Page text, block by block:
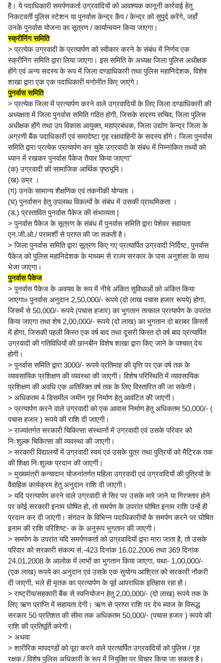
है। ये पदाधिकारी समर्पणकर्ता उग्रवादियों को आवश्यक कानूनी कार्रवाई हेतु
निकटवर्ती पुलिस स्टेशन या पुनर्वास केन्द्र कैंप / केन्द्र को सुपुर्द करेंगे, जहाँ
उनके पुनर्वास योजना का सूत्रण / कार्यान्वयन किया जाएगा।
स्क्रीनिंग समिति
> प्रत्येक उग्रवादी के प्रत्यार्पण को स्वीकार करने के संबंध में निर्णय एक
स्क्रीनिंग समिति द्वारा लिया जाएगा। इस समिति के अध्यक्ष जिला पुलिस अधीक्षक
होंगे एवं अन्य सदस्य के रूप में जिला दण्डाधिकारी तथा पुलिस महानिदेशक, विशेष
शाखा द्वारा एक एक पदाधिकारी मनोनीत किए जाएंगे।
पुनर्वास समिति
> प्रत्येक जिला में प्रत्यार्पण करने वाले उग्रवादियों के लिए जिला दण्डाधिकारी की
अध्यक्षता में जिला पुनर्वास समिति गठित होगी, जिसके सदस्य सचिव, जिला पुलिस
अधीक्षक होंगे तथा उप विकास आयुक्त, महाप्रबंधक, जिला उद्योग केन्द्र जिला के
अग्रणी बैंक पदाधिकारी एवं समादेष्टा गृह रक्षावाहिनी के सदस्य होंगे। जिला पुनर्वास
समिति द्वारा प्रत्येक प्रत्यार्पण कर चुके उग्रवादी के संबंध में निम्नांकित तथ्यों को
ध्यान में रखकर पुनर्वास पैकेज तैयार किया जाएगा"
(क) उग्रवादी की सामाजिक आर्थिक पृष्ठभूमि।
(ख) उम्र ।
(ग) उनके सामान्य शैक्षणिक एवं तकनीकी योग्यता ।
(घ) पुनर्वासन हेतु उपलब्ध विकल्पों के संबंध में उसकी प्राथमिकता ।
(ड.) प्रस्तावित पुनर्वास पैकेज की संभाव्यता |
> पुनर्वास पैकेज के सूत्रण के संबंध में पुनर्वास समिति द्वारा पेशेवर सहायता
एन.जी.ओ./ परामर्शी से प्राप्त की जा सकती है।
> जिला पुनर्वास समिति द्वारा सूत्रण किए गए प्रत्यार्पित उग्रवादी निर्दिष्ट, पुनर्वास
पैकेज को पुलिस महानिदेशक के माध्यम से राज्य सरकार के पास अनुशंसा के साथ
भेजा जाएगा।
पुनर्वास पैकेज
> पुनर्वास पैकेज के अवयव के रूप में नीचे अंकित सुविधाओं को अंकित किया
जाएगा» पुनर्वास अनुदान 2,50,000/- रूपये (दो लाख पचास हजार रूपये) होगा,
जिसमें से 50,000/- रूपये (पचास हजार) का भुगतान तत्काल प्रत्यार्पण के उपरांत
किया जाएगा तथा शेष 2,00,000/- रूपये (दो लाख) का भुगतान दो बराबर किस्तों
में होगा, जिसकी पहली किस्त एक वर्ष बाद तथा दूसरी किस्त दो वर्ष बाद प्रत्यार्पित
उग्रवादी की गतिविधियों की छानबीन विशेष शाखा द्वारा किए जाने के पश्चात् देय
होगी।
> पुनर्वास समिति द्वारा 3000/- रूपये प्रतिमाह की वृत्ति पर एक वर्ष तक के
व्यावसायिक प्रशिक्षण की व्यवस्था की जाएगी। विशेष परिस्थिति में व्यावसायिक
प्रशिक्षण की अवधि एक अतिरिक्त वर्ष तक के लिए विस्तारित की जा सकेगी।
> अधिकतम 4 डिसमील जमीन गृह निर्माण हेतु आवंटित की जाएगी।
> प्रत्यार्पण करने वाले उग्रवादी को एक आवास निर्माण हेतु अधिकतम 50,000/- (
पचास हजार ) रूपये की राशि दी जाएगी।
> राज्यांतर्गत सरकारी चिकित्सा संस्थानों में उग्रवादी एवं उसके परिवार को
निःशुल्क चिकित्सा की व्यवस्था की जाएगी।
> सरकारी विद्यालयों में उग्रवादी स्वयं एवं उसके पुत्र तथा पुत्रियों को मैट्रिक तक
की शिक्षा निःशुल्क प्रदान की जाएगी।
> मुख्यमंत्री कन्यादान योजनांतर्गत महिला उग्रवादी एवं उग्रवादियों की पुत्रियों के
वैवाहिक कार्यक्रम हेतु अनुदान राशि दी जाएगी।
> यदि प्रत्यार्पण करने वाले उग्रवादी से सिर पर उसके मारे जाने या गिरफ्तार होने
पर कोई सरकारी इनाम घोषित हो, तो समर्पण के उपरांत घोषित इनाम राशि उन्हें ही
प्रदान कर दी जाएगी। संगठन के विभिन्न पदाधिकारीयों के समर्पण करने पर घोषित
इनाम की राशि परिशिष्ट- क के अनुरूप भुगतान की जाएगी।
> समर्पण के उपरांत यदि समर्पणकर्ता को उग्रवादियों द्वारा मारा जाता है, तो उसके
परिवार को सरकारी संकल्प सं.-423 दिनांक 16.02.2006 तथा 369 दिनांक
24.01.2008 के आलोक में लाभों का भुगतान किया जाएगा, यथा- 1,00,000/-
(एक लाख) रूपये का अनुदान एवं उसके एक सुयोग्य आश्रित को सरकारी नौकरी
दी जाएगी, भले ही मृतक का प्रत्यार्पण के पूर्व आपराधिक इतिहास रहा हो।
> राष्ट्रीय/सहकारी बैंक से स्वनियोजन हेतु 2,00,000/- (दो लाख) रूपये तक के
लिए ऋण प्राप्ति में सहायता देगी। ऋण से प्राप्त राशि पर देय ब्याज के विरूद्ध
सरकार 50 प्रतिशत की सीमा तक अधिकतम 50,000/- (पचास हजार ) रूपये की
राशि की प्रतिपूर्ति करेगी।
> अथवा
> शारीरिक मापदण्डों को पूरा करने वाले प्रत्यार्पित उग्रवादियों को पुलिस / गृह
रक्षक / विशेष पुलिस अधिकारी के रूप में नियुक्ति पर विचार किया जा सकता है।